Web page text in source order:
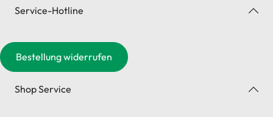
Service-Hotline
Bestellung widerrufen
Shop Service